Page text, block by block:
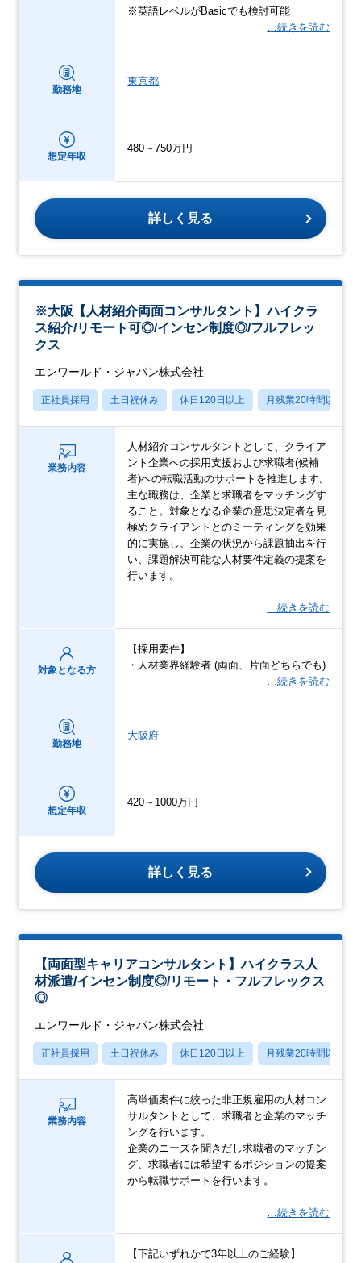
※英語レベルがBasicでも検討可能
…続きを読む
勤務地
東京都
想定年収
480～750万円
詳しく見る
※大阪【人材紹介両面コンサルタント】ハイクラ
ス紹介/リモート可◎/インセン制度◎/フルフレッ
クス
エンワールド・ジャパン株式会社
正社員採用 土日祝休み 休日120日以上 月残業20時間以内
業務内容
人材紹介コンサルタントとして、クライア
ント企業への採用支援および求職者(候補
者)への転職活動のサポートを推進します。
主な職務は、企業と求職者をマッチングす
ること。対象となる企業の意思決定者を見
極めクライアントとのミーティングを効果
的に実施し、企業の状況から課題抽出を行
い、課題解決可能な人材要件定義の提案を
行います。
…続きを読む
対象となる方
【採用要件】
・人材業界経験者 (両面、片面どちらでも)
…続きを読む
勤務地
大阪府
想定年収
420～1000万円
詳しく見る
【両面型キャリアコンサルタント】ハイクラス人
材派遣/インセン制度◎/リモート・フルフレックス
◎
エンワールド・ジャパン株式会社
正社員採用 土日祝休み 休日120日以上 月残業20時間以内
業務内容
高単価案件に絞った非正規雇用の人材コン
サルタントとして、求職者と企業のマッチ
ングを行います。
企業のニーズを聞きだし求職者のマッチン
グ、求職者には希望するポジションの提案
から転職サポートを行います。
…続きを読む
【下記いずれかで3年以上のご経験】